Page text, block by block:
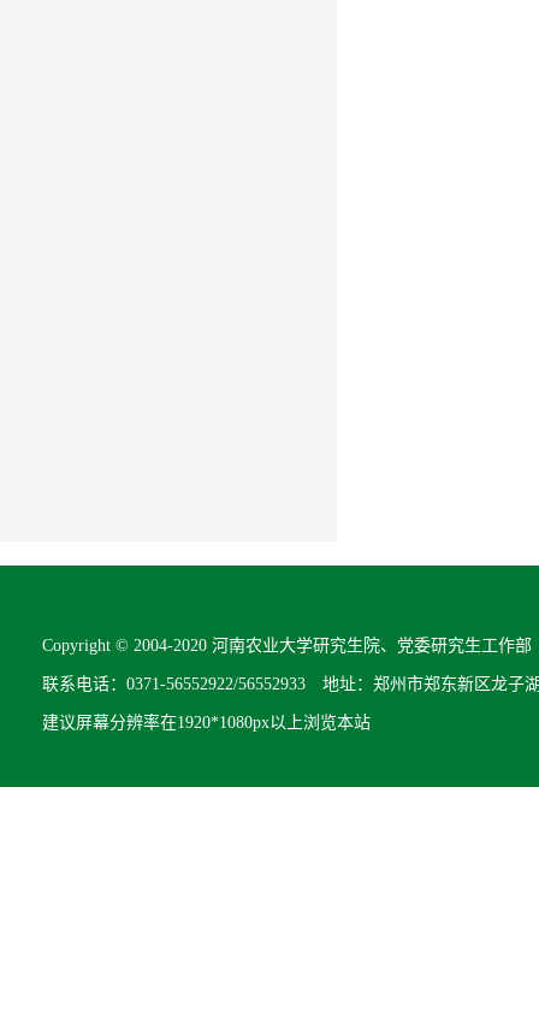
Copyright © 2004-2020 河南农业大学研究生院、党委研究生工作
联系电话：0371-56552922/56552933 地址：郑州市郑东新区龙子
建议屏幕分辨率在1920*1080px以上浏览本站